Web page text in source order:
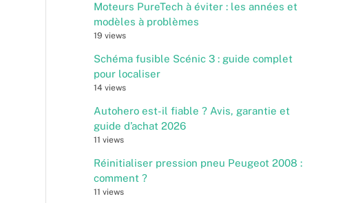
Moteurs PureTech à éviter : les années et
modèles à problèmes
19 views
Schéma fusible Scénic 3 : guide complet
pour localiser
14 views
Autohero est-il fiable ? Avis, garantie et
guide d’achat 2026
11 views
Réinitialiser pression pneu Peugeot 2008 :
comment ?
11 views